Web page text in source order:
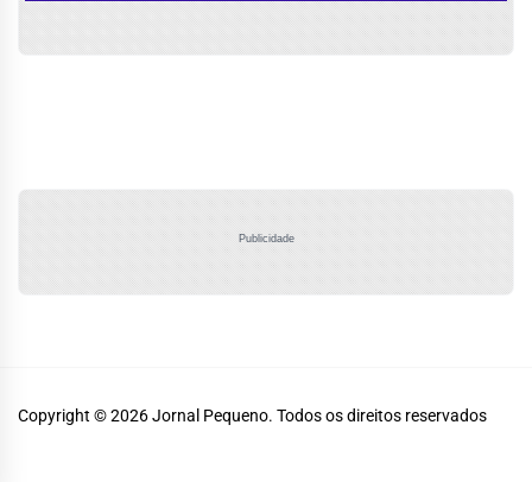
Publicidade
Copyright © 2026Jornal Pequeno. Todos os direitos reservados